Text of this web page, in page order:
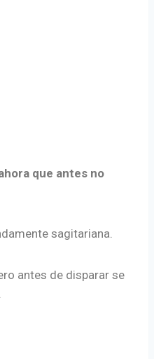
que antes no
sagitariana.
antes de disparar se